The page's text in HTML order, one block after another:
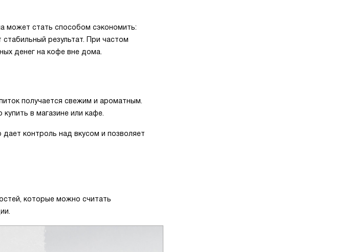
может стать способом сэкономить:
результат. При частом
денег на кофе вне дома.
получается свежим и ароматным.
в магазине или кафе.
контроль над вкусом и позволяет
которые можно считать